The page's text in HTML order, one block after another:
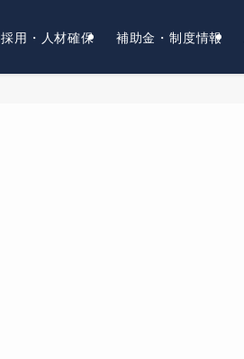
採用・人材確保 補助金・制度情報